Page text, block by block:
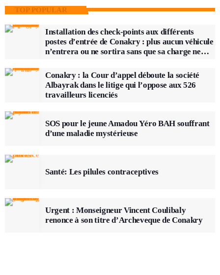
TOP POPULAR
Installation des check-points aux différents
postes d’entrée de Conakry : plus aucun véhicule
n’entrera ou ne sortira sans que sa charge ne
Conakry : la Cour d’appel déboute la société
Albayrak dans le litige qui l’oppose aux 526
travailleurs licenciés
SOS pour le jeune Amadou Yéro BAH souffrant
d’une maladie mystérieuse
Santé: Les pilules contraceptives
Urgent : Monseigneur Vincent Coulibaly
renonce à son titre d’Archeveque de Conakry